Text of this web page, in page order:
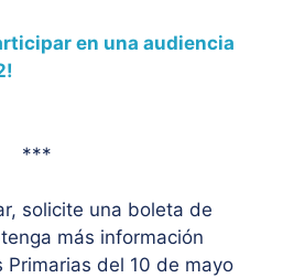
en una audiencia
***
solicite una boleta de
más información
Primarias del 10 de mayo